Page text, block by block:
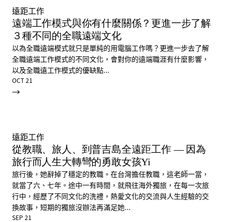
遠距工作
遠端工作模式與你有什麼關係？更進一步了解
３種不同的全職遠端文化
以為全職遠端模式就只是單純的用電腦工作嗎？更進一步去了解
全職遠端工作模式的不同文化，會對你的遠端職涯有什麼影響，
以及全職遠工作模式的優缺點...
OCT 21
→
遠距工作
從教職、旅人、到普吉島全遠距工作 — 因為
旅行而人生大轉彎的勇敢女孩Yi
旅行後，她辭掉了穩定的教職。在台灣擔任教職，這老師一當，
就當了六、七年。途中一有時間，就飛往海外獨旅，在每一次旅
行中，經歷了不同文化的洗禮，熱愛文化的交流與人生經驗的交
換故事，短期的獨旅沒辦法再滿足她...
SEP 21